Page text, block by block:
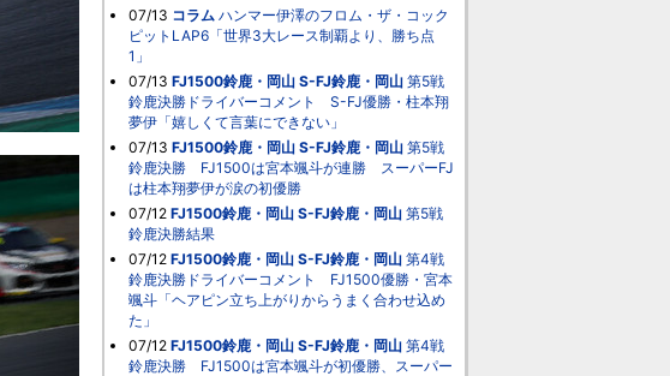
07/13 コラム ハンマー伊澤のフロム・ザ・コック
ピットLAP6「世界3大レース制覇より、勝ち点
1」
07/13 FJ1500鈴鹿・岡山 S-FJ鈴鹿・岡山 第5戦
鈴鹿決勝ドライバーコメント S-FJ優勝・柱本翔
夢伊「嬉しくて言葉にできない」
07/13 FJ1500鈴鹿・岡山 S-FJ鈴鹿・岡山 第5戦
鈴鹿決勝 FJ1500は宮本颯斗が連勝 スーパーFJ
は柱本翔夢伊が涙の初優勝
07/12 FJ1500鈴鹿・岡山 S-FJ鈴鹿・岡山 第5戦
鈴鹿決勝結果
07/12 FJ1500鈴鹿・岡山 S-FJ鈴鹿・岡山 第4戦
鈴鹿決勝ドライバーコメント FJ1500優勝・宮本
颯斗「ヘアピン立ち上がりからうまく合わせ込め
た」
07/12 FJ1500鈴鹿・岡山 S-FJ鈴鹿・岡山 第4戦
鈴鹿決勝 FJ1500は宮本颯斗が初優勝、スーパー